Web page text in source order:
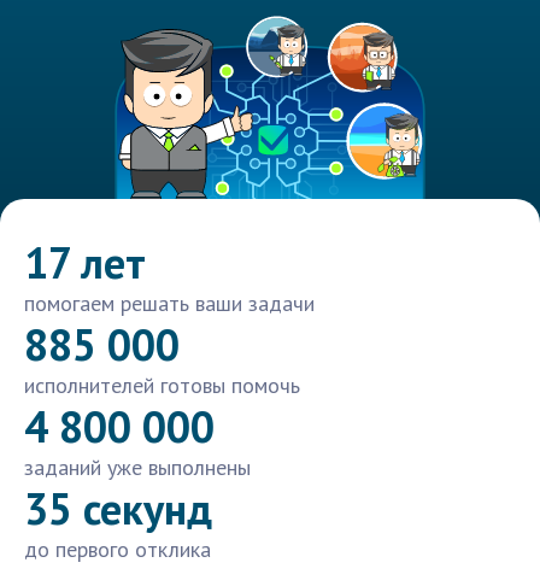
17 лет
помогаем решать ваши задачи
885 000
исполнителей готовы помочь
4 800 000
заданий уже выполнены
35 секунд
до первого отклика